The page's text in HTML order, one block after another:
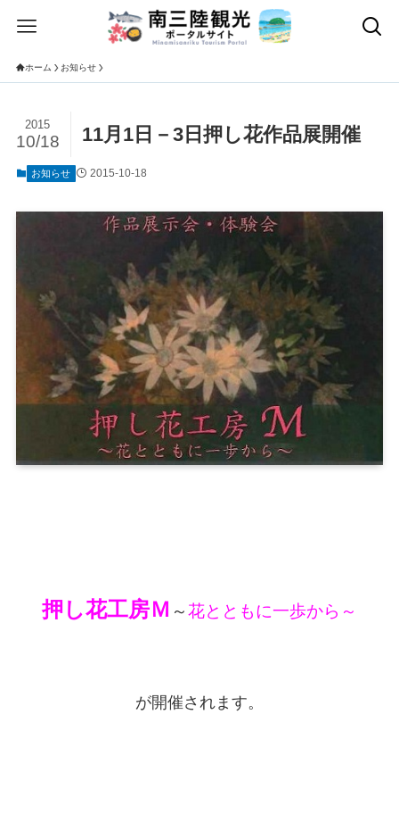
ホーム お知らせ
11月1日－3日押し花作品展開催
2015
10/18
お知らせ 2015-10-18
押し花工房Ｍ ～花とともに一歩から～
が開催されます。